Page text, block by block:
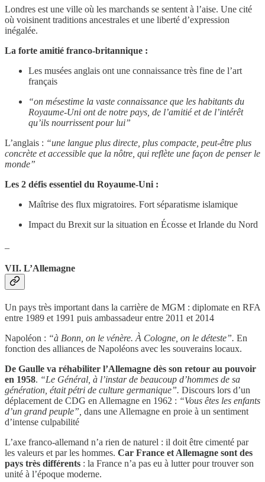
Londres est une ville où les marchands se sentent à l’aise. Une cité
où voisinent traditions ancestrales et une liberté d’expression
inégalée.
La forte amitié franco-britannique :
Les musées anglais ont une connaissance très fine de l’art
français
“on mésestime la vaste connaissance que les habitants du
Royaume-Uni ont de notre pays, de l’amitié et de l’intérêt
qu’ils nourrissent pour lui”
L’anglais : “une langue plus directe, plus compacte, peut-être plus
concrète et accessible que la nôtre, qui reflète une façon de penser le
monde”
Les 2 défis essentiel du Royaume-Uni :
Maîtrise des flux migratoires. Fort séparatisme islamique
Impact du Brexit sur la situation en Écosse et Irlande du Nord
VII. L’Allemagne
Un pays très important dans la carrière de MGM : diplomate en RFA
entre 1989 et 1991 puis ambassadeur entre 2011 et 2014
Napoléon : “à Bonn, on le vénère. À Cologne, on le déteste”. En
fonction des alliances de Napoléons avec les souverains locaux.
De Gaulle va réhabiliter l’Allemagne dès son retour au pouvoir
en 1958. “Le Général, à l’instar de beaucoup d’hommes de sa
génération, était pétri de culture germanique”. Discours lors d’un
déplacement de CDG en Allemagne en 1962 : “Vous êtes les enfants
d’un grand peuple”, dans une Allemagne en proie à un sentiment
d’intense culpabilité
L’axe franco-allemand n’a rien de naturel : il doit être cimenté par
les valeurs et par les hommes. Car France et Allemagne sont des
pays très différents : la France n’a pas eu à lutter pour trouver son
unité à l’époque moderne.